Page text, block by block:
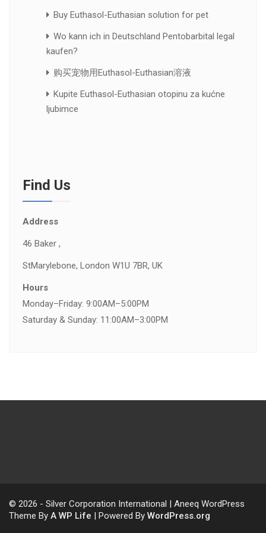
Buy Euthasol-Euthasian solution for pet
Wo kann ich in Deutschland Pentobarbital legal
kaufen?
购买宠物用Euthasol-Euthasian溶液
Kupite Euthasol-Euthasian otopinu za kućne
ljubimce
Find Us
Address
46 Baker ,
StMarylebone, London W1U 7BR, UK
Hours
Monday–Friday: 9:00AM–5:00PM
Saturday & Sunday: 11:00AM–3:00PM
© 2026 - Silver Corporation International | Aneeq WordPress
Theme By A WP Life | Powered By WordPress.org